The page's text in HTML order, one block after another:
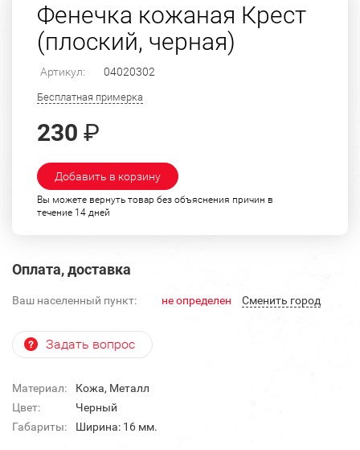
Фенечка кожаная Крест
(плоский, черная)
Артикул: 04020302
Бесплатная примерка
230 ₽
Добавить в корзину
Вы можете вернуть товар без объяснения причин в
течение 14 дней
Оплата, доставка
Ваш населенный пункт: не определен Cменить город
Задать вопрос
Материал:
Кожа, Металл
Цвет:
Черный
Габариты:
Ширина: 16 мм.